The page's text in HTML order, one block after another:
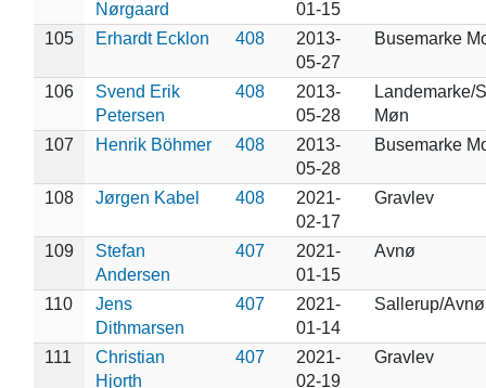
Nørgaard
01-15
105 Erhardt Ecklon 408
2013-
05-27
Busemarke
106
Svend Erik
Petersen
408
2013-
05-28
Landemarke/
Møn
107
Henrik Böhmer 408
2013-
05-28
Busemarke
108 Jørgen Kabel 408
2021-
02-17
Gravlev
109
Stefan
Andersen
407
2021-
01-15
Avnø
110
Jens
Dithmarsen
407
2021-
01-14
Sallerup/Avnø
111
Christian
Hjorth
407
2021-
02-19
Gravlev